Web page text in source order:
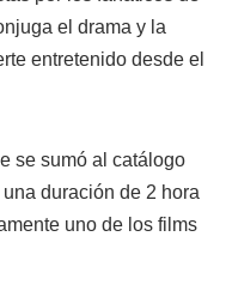
el drama y la
entretenido desde el
se sumó al catálogo
duración de 2 hora
uno de los films